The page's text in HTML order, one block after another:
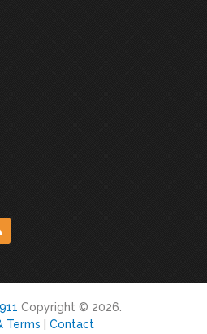
Copyright © 2026.
Terms |Contact